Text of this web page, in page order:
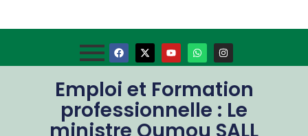
Emploi et Formation
professionnelle : Le